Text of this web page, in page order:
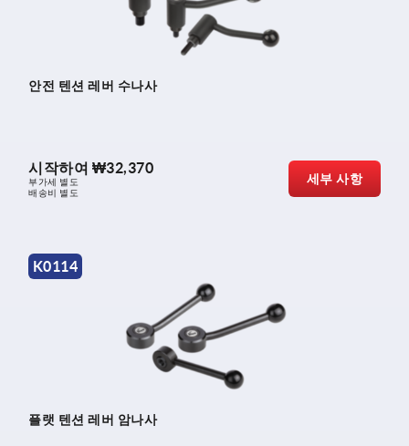
안전 텐션 레버 수나사
시작하여 ₩32,370
부가세 별도
배송비 별도
세부 사항
K0114
플랫 텐션 레버 암나사